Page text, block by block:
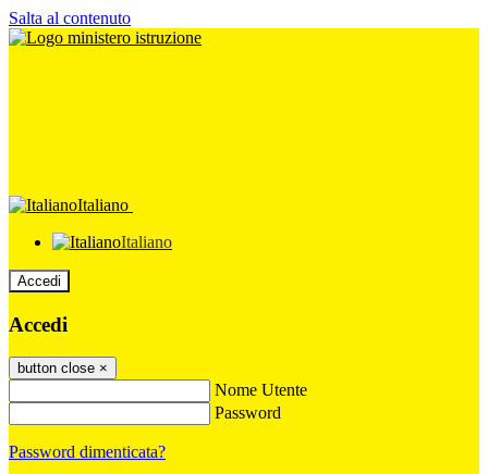
Salta al contenuto
Italiano
Italiano
Accedi
Accedi
button close ×
Nome Utente
Password
Password dimenticata?